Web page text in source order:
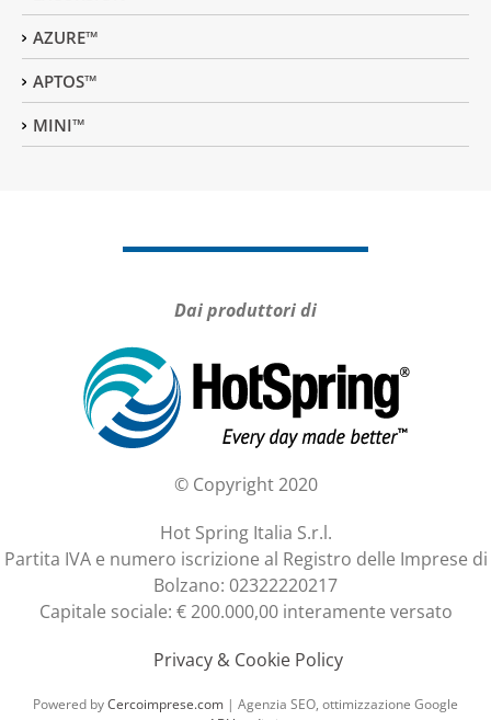
AZURE™
APTOS™
MINI™
Dai produttori di
© Copyright 2020
Hot Spring Italia S.r.l.
Partita IVA e numero iscrizione al Registro delle Imprese di
Bolzano: 02322220217
Capitale sociale: € 200.000,00 interamente versato
Privacy & Cookie Policy
Powered byCercoimprese.com | Agenzia SEO, ottimizzazione Google